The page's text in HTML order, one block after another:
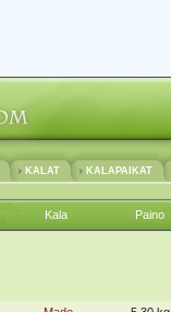
KALAT KALAPAIKAT
Kala Paino